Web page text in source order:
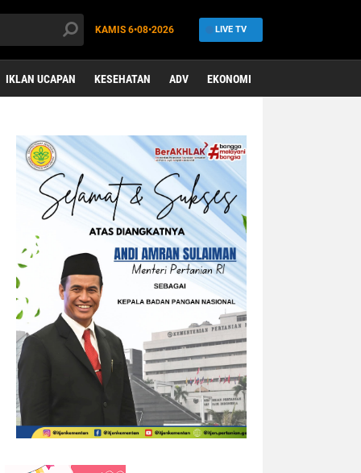
KAMIS 6•08•2026 LIVE TV
IKLAN UCAPAN KESEHATAN ADV EKONOMI